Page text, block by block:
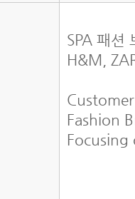
SPA 패션
H&M,
Fashion